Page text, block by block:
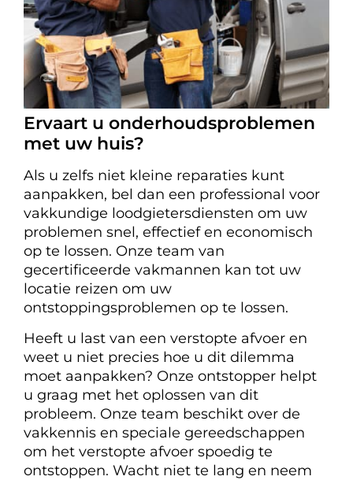
Ervaart u onderhoudsproblemen
met uw huis?
Als u zelfs niet kleine reparaties kunt
aanpakken, bel dan een professional voor
vakkundige loodgietersdiensten om uw
problemen snel, effectief en economisch
op te lossen. Onze team van
gecertificeerde vakmannen kan tot uw
locatie reizen om uw
ontstoppingsproblemen op te lossen.
Heeft u last van een verstopte afvoer en
weet u niet precies hoe u dit dilemma
moet aanpakken? Onze ontstopper helpt
u graag met het oplossen van dit
probleem. Onze team beschikt over de
vakkennis en speciale gereedschappen
om het verstopte afvoer spoedig te
ontstoppen. Wacht niet te lang en neem